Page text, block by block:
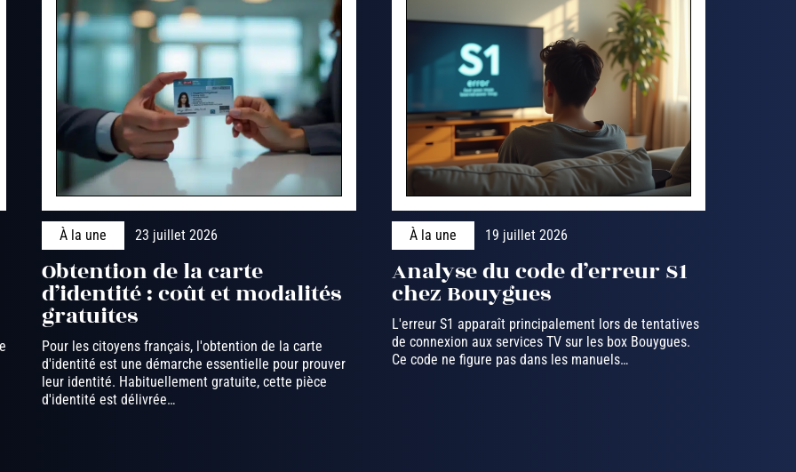
À la une 23 juillet 2026
Obtention de la carte
d’identité : coût et modalités
gratuites
Pour les citoyens français, l'obtention de la carte
d'identité est une démarche essentielle pour prouver
leur identité. Habituellement gratuite, cette pièce
d'identité est délivrée…
À la une 19 juillet 2026
Analyse du code d’erreur S1
chez Bouygues
L'erreur S1 apparaît principalement lors de tentatives
de connexion aux services TV sur les box Bouygues.
Ce code ne figure pas dans les manuels…